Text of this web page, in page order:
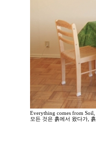
Everything comes from Soil,
모든 것은 흙에서 왔다가,